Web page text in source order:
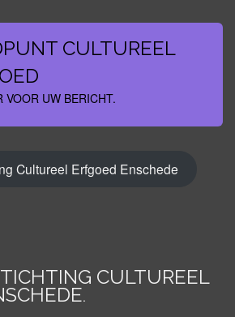
CULTUREEL
VOOR UW BERICHT.
Cultureel Erfgoed Enschede
CULTUREEL
.